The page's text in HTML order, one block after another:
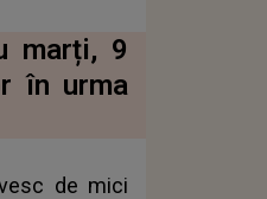
marți, 9
în urma
de mici